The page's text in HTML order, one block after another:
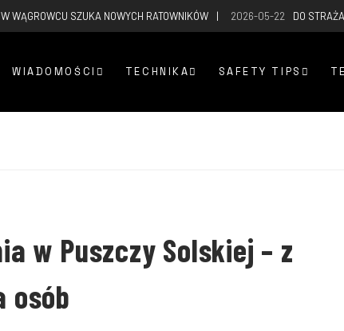
WĄGROWCU SZUKA NOWYCH RATOWNIKÓW 2026-05-22 DO
WIADOMOŚCI TECHNIKA SAFETY TIPS
w Puszczy Solskiej – z
osób